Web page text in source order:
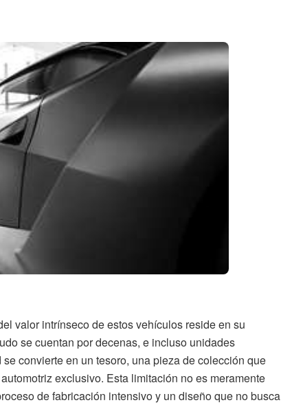
valor intrínseco de estos vehículos reside en su
se cuentan por decenas, e incluso unidades
convierte en un tesoro, una pieza de colección que
exclusivo. Esta limitación no es meramente
de fabricación intensivo y un diseño que no busca